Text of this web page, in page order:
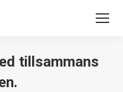
tillsammans